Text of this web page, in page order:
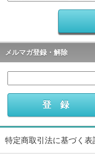
メルマガ登録・解除
特定商取引法に基づく表